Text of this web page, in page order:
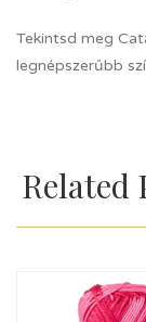
Tekintsd meg
legnépszerűbb
Related